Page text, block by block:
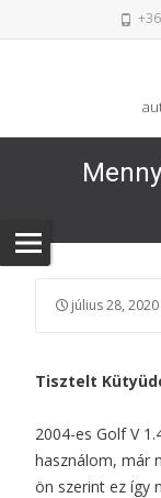
július 28, 2020
Tisztelt
2004-es Golf V
használom, már
ön szerint ez így